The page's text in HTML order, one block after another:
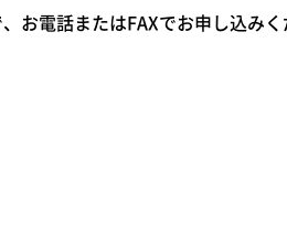
お電話またはFAXでお申し込み